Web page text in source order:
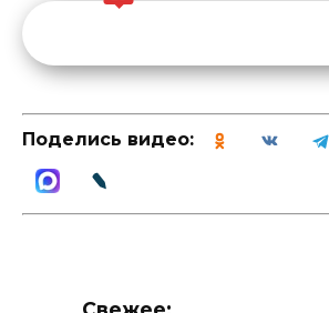
Поделись видео: